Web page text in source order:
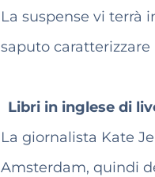
La suspense vi terrà
saputo
Libri in inglese di
La giornalista Kate
Amsterdam, quindi